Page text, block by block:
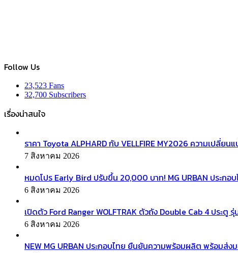
Follow Us
23,523 Fans
32,700 Subscribers
เรื่องน่าสนใจ
ราคา Toyota ALPHARD กับ VELLFIRE MY2026 ความเปลี่ยน
7 สิงหาคม 2026
หมดโปร Early Bird ปรับขึ้น 20,000 บาท! MG URBAN ประกอ
6 สิงหาคม 2026
เปิดตัว Ford Ranger WOLFTRAK ตัวถัง Double Cab 4 ประตู
6 สิงหาคม 2026
NEW MG URBAN ประกอบไทย ยืนยันความพร้อมผลิต พร้อมส่